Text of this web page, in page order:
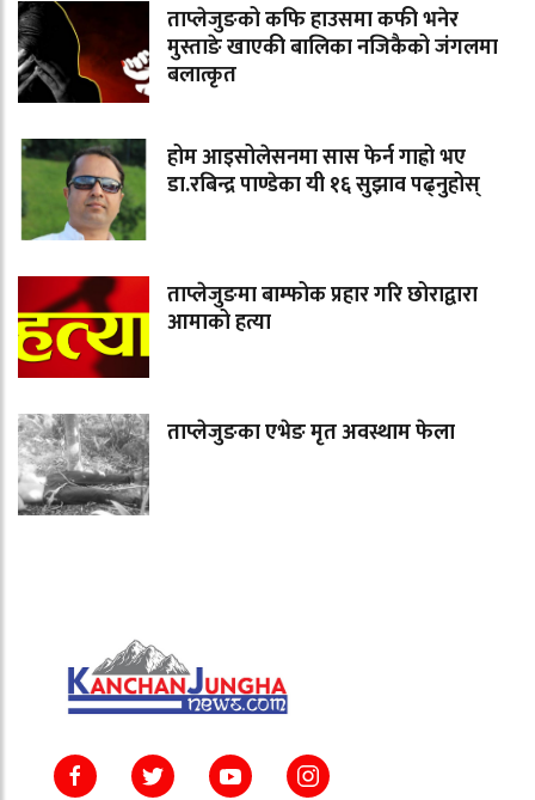
ताप्लेजुङको कफि हाउसमा कफी भनेर
मुस्ताङे खाएकी बालिका नजिकैको जंगलमा
बलात्कृत
होम आइसोलेसनमा सास फेर्न गाह्रो भए
डा.रबिन्द्र पाण्डेका यी १६ सुझाव पढ्नुहोस्
ताप्लेजुङमा बाम्फोक प्रहार गरि छोराद्वारा
आमाको हत्या
ताप्लेजुङका एभेङ मृत अवस्थाम फेला